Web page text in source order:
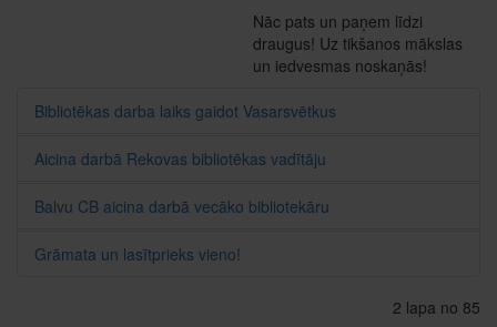
Nāc pats un paņem līdzi
draugus! Uz tikšanos mākslas
un iedvesmas noskaņās!
Bibliotēkas darba laiks gaidot Vasarsvētkus
Aicina darbā Rekovas bibliotēkas vadītāju
Balvu CB aicina darbā vecāko bibliotekāru
Grāmata un lasītprieks vieno!
2 lapa no 85